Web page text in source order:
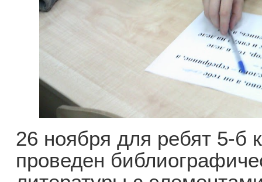
26 ноября для ребят 5-
проведен